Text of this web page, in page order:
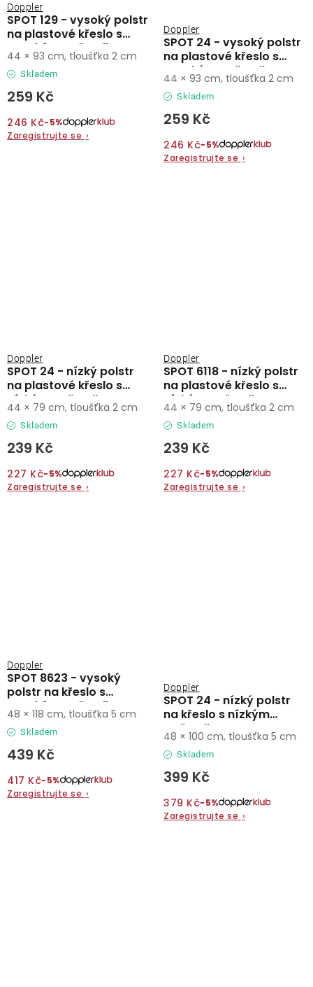
SPOT 129 - vysoký polstr
na plastové křeslo s
vysokým opěradlem
Doppler
Skladem
259 Kč
246 Kč−5%
Zaregistrujte se ›
44 × 93 cm, tloušťka 2 cm
SPOT 24 - vysoký polstr
na plastové křeslo s
vysokým opěradlem
Doppler
Skladem
259 Kč
246 Kč−5%
Zaregistrujte se ›
44 × 93 cm, tloušťka 2 cm
SPOT 24 - nízký polstr
na plastové křeslo s
nízkým opěradlem
Doppler
Skladem
239 Kč
227 Kč−5%
Zaregistrujte se ›
44 × 79 cm, tloušťka 2 cm
SPOT 6118 - nízký polstr
na plastové křeslo s
nízkým opěradlem
Doppler
Skladem
239 Kč
227 Kč−5%
Zaregistrujte se ›
44 × 79 cm, tloušťka 2 cm
SPOT 8623 - vysoký
polstr na křeslo s
vysokým opěradlem
Doppler
Skladem
439 Kč
417 Kč−5%
Zaregistrujte se ›
48 × 118 cm, tloušťka 5 cm
SPOT 24 - nízký polstr
na křeslo s nízkým
opěradlem
Doppler
Skladem
399 Kč
379 Kč−5%
Zaregistrujte se ›
48 × 100 cm, tloušťka 5 cm